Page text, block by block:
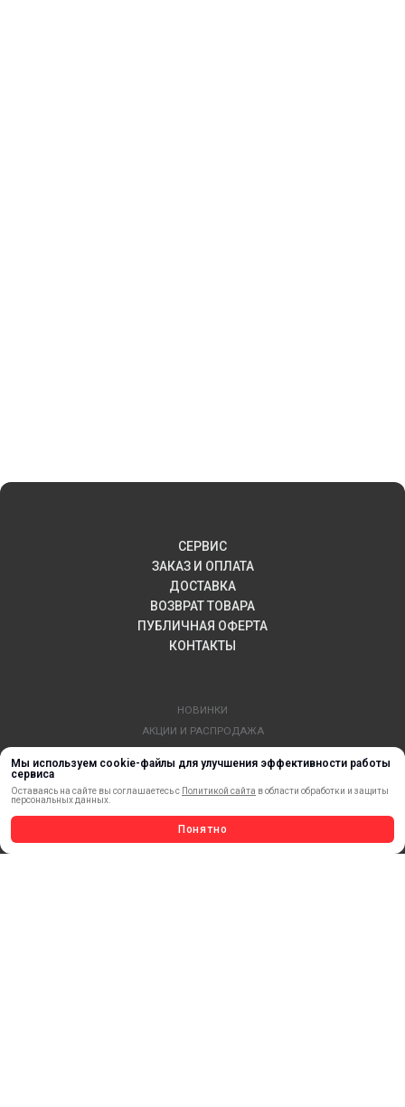
Мы используем cookie-файлы для улучшения эффективности работы
сервиса
Оставаясь на сайте вы соглашаетесь с Политикой сайта в области обработки и защиты
персональных данных.
Понятно
СЕРВИС
ЗАКАЗ И ОПЛАТА
ДОСТАВКА
ВОЗВРАТ ТОВАРА
ПУБЛИЧНАЯ ОФЕРТА
КОНТАКТЫ
НОВИНКИ
АКЦИИ И РАСПРОДАЖА
МАТЕРИАЛЫ ДЛЯ ПЕЧАТИ
САМОКЛЕЯЩИЕСЯ ПЛЕНКИ
ЛИСТОВЫЕ МАТЕРИАЛЫ
СТЕРЖНИ И ТРУБЫ ИЗ АКРИЛА